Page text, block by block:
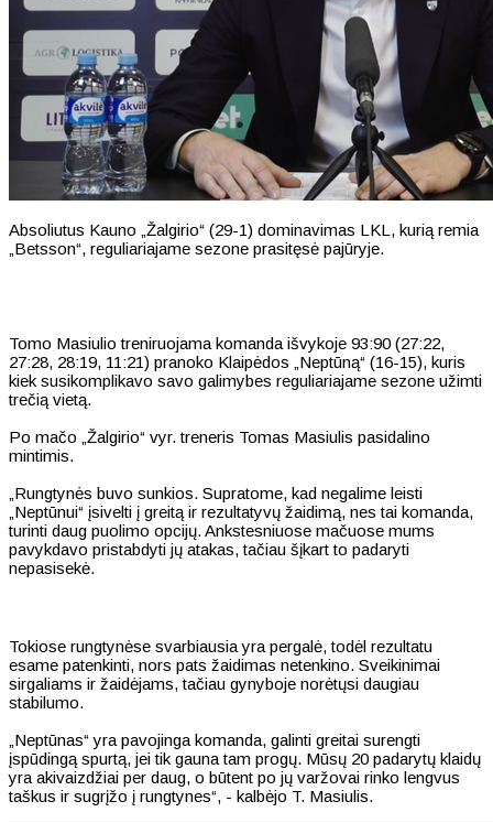
Absoliutus Kauno „Žalgirio“ (29-1) dominavimas LKL, kurią remia
„Betsson“, reguliariajame sezone prasitęsė pajūryje.
Tomo Masiulio treniruojama komanda išvykoje 93:90 (27:22,
27:28, 28:19, 11:21) pranoko Klaipėdos „Neptūną“ (16-15), kuris
kiek susikomplikavo savo galimybes reguliariajame sezone užimti
trečią vietą.
Po mačo „Žalgirio“ vyr. treneris Tomas Masiulis pasidalino
mintimis.
„Rungtynės buvo sunkios. Supratome, kad negalime leisti
„Neptūnui“ įsivelti į greitą ir rezultatyvų žaidimą, nes tai komanda,
turinti daug puolimo opcijų. Ankstesniuose mačuose mums
pavykdavo pristabdyti jų atakas, tačiau šįkart to padaryti
nepasisekė.
Tokiose rungtynėse svarbiausia yra pergalė, todėl rezultatu
esame patenkinti, nors pats žaidimas netenkino. Sveikinimai
sirgaliams ir žaidėjams, tačiau gynyboje norėtųsi daugiau
stabilumo.
„Neptūnas“ yra pavojinga komanda, galinti greitai surengti
įspūdingą spurtą, jei tik gauna tam progų. Mūsų 20 padarytų klaidų
yra akivaizdžiai per daug, o būtent po jų varžovai rinko lengvus
taškus ir sugrįžo į rungtynes“, - kalbėjo T. Masiulis.